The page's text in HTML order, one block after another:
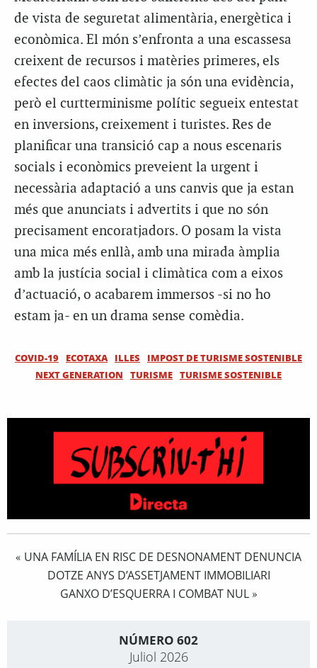
de vista de seguretat alimentària, energètica i
econòmica. El món s’enfronta a una escassesa
creixent de recursos i matèries primeres, els
efectes del caos climàtic ja són una evidència,
però el curtterminisme polític segueix entestat
en inversions, creixement i turistes. Res de
planificar una transició cap a nous escenaris
socials i econòmics preveient la urgent i
necessària adaptació a uns canvis que ja estan
més que anunciats i advertits i que no són
precisament encoratjadors. O posam la vista
una mica més enllà, amb una mirada àmplia
amb la justícia social i climàtica com a eixos
d’actuació, o acabarem immersos -si no ho
estam ja- en un drama sense comèdia.
COVID-19 ECOTAXA ILLES
IMPOST DE TURISME SOSTENIBLE
NEXT GENERATION
TURISME TURISME SOSTENIBLE
« UNA FAMÍLIA EN RISC DE DESNONAMENT DENUNCIA
DOTZE ANYS D’ASSETJAMENT IMMOBILIARI
GANXO D’ESQUERRA I COMBAT NUL»
NÚMERO 602
Juliol 2026